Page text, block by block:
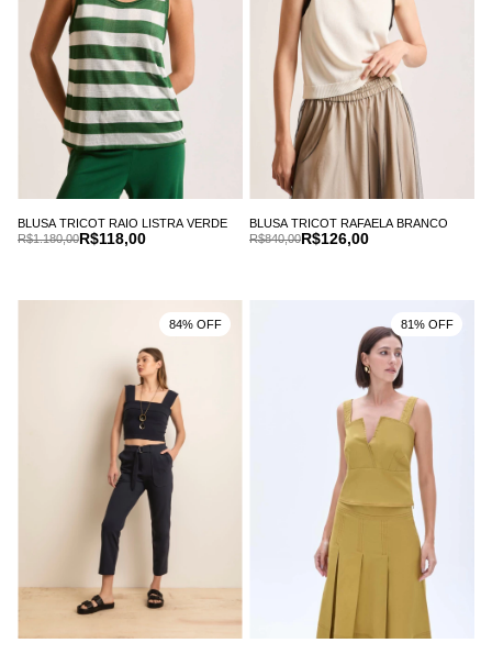
BLUSA TRICOT RAIO LISTRA VERDE
R$118,00
R$1.180,00
BLUSA TRICOT RAFAELA BRANCO
R$126,00
R$840,00
84% OFF 81% OFF